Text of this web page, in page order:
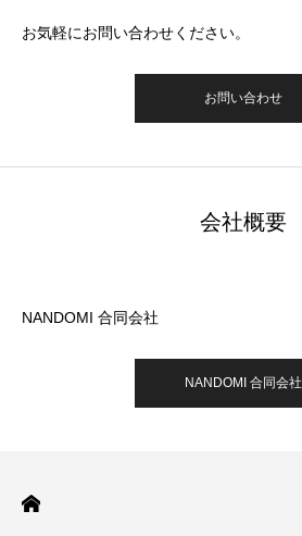
お気軽にお問い合わせください。
お問い合わせ
会社概要
NANDOMI 合同会社
NANDOMI 合同会社